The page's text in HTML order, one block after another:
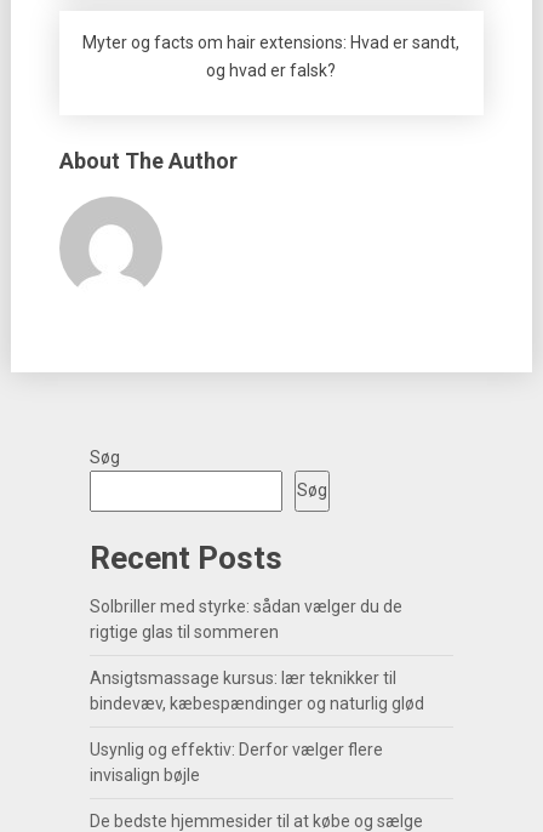
Myter og facts om hair extensions: Hvad er sandt,
og hvad er falsk?
About The Author
Søg
Søg
Recent Posts
Solbriller med styrke: sådan vælger du de
rigtige glas til sommeren
Ansigtsmassage kursus: lær teknikker til
bindevæv, kæbespændinger og naturlig glød
Usynlig og effektiv: Derfor vælger flere
invisalign bøjle
De bedste hjemmesider til at købe og sælge